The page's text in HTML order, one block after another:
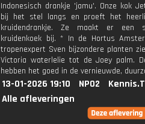
Indonesisch drankje 'jamu'. Onze kok
bij het stel langs en proeft het
kruidendrankje. Ze maakt er een
kruidenkoek bij. * In de Hortus
tropenexpert Sven bijzondere planten
Victoria waterlelie tot de Joey palm.
hebben het goed in de vernieuwde,
13-01-2026 19:10 NPO2
Alle afleveringen